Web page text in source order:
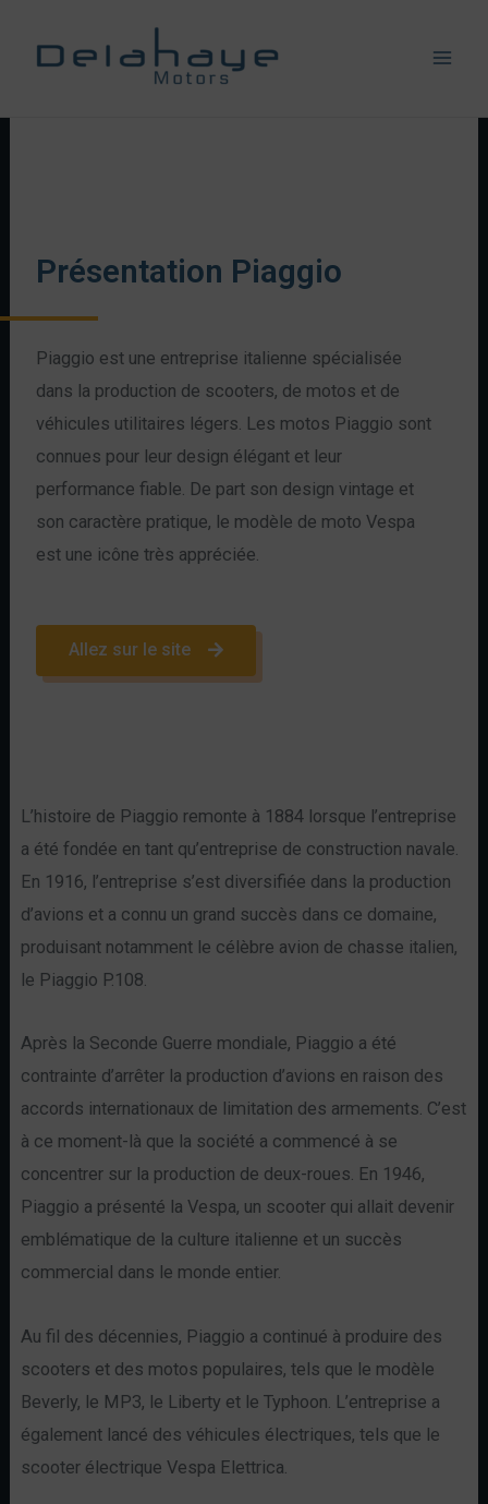
Présentation Piaggio
Piaggio est une entreprise italienne spécialisée
dans la production de scooters, de motos et de
véhicules utilitaires légers. Les motos Piaggio sont
connues pour leur design élégant et leur
performance fiable. De part son design vintage et
son caractère pratique, le modèle de moto Vespa
est une icône très appréciée.
Allez sur le site
L’histoire de Piaggio remonte à 1884 lorsque l’entreprise
a été fondée en tant qu’entreprise de construction navale.
En 1916, l’entreprise s’est diversifiée dans la production
d’avions et a connu un grand succès dans ce domaine,
produisant notamment le célèbre avion de chasse italien,
le Piaggio P.108.
Après la Seconde Guerre mondiale, Piaggio a été
contrainte d’arrêter la production d’avions en raison des
accords internationaux de limitation des armements. C’est
à ce moment-là que la société a commencé à se
concentrer sur la production de deux-roues. En 1946,
Piaggio a présenté la Vespa, un scooter qui allait devenir
emblématique de la culture italienne et un succès
commercial dans le monde entier.
Au fil des décennies, Piaggio a continué à produire des
scooters et des motos populaires, tels que le modèle
Beverly, le MP3, le Liberty et le Typhoon. L’entreprise a
également lancé des véhicules électriques, tels que le
scooter électrique Vespa Elettrica.